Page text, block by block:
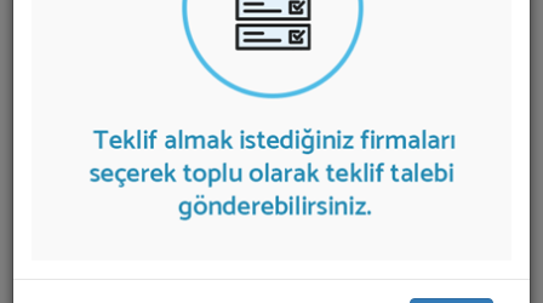
Ağaç İşleme Makinelerisunan firmalar aşağıda
listelenmektedir.Ağaç İşleme Makineleri
için listeden seçim yapıp ya da "İlk 5 Firmadan Teklif İste"
kısmından toplu olarak teklif talebinizi firmalara
aktarabilirsiniz.